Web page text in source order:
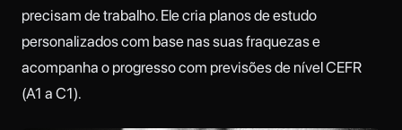
precisam de trabalho. Ele cria planos de estudo
personalizados com base nas suas fraquezas e
acompanha o progresso com previsões de nível CEFR
(A1 a C1).